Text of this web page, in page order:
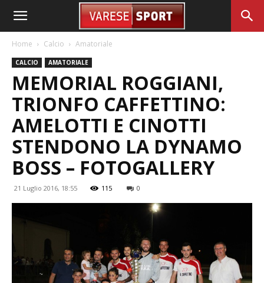
Home Calcio Amatoriale
CALCIO AMATORIALE
MEMORIAL ROGGIANI,
TRIONFO CAFFETTINO:
AMELOTTI E CINOTTI
STENDONO LA DYNAMO
BOSS – FOTOGALLERY
21 Luglio 2016, 18:55 115 0